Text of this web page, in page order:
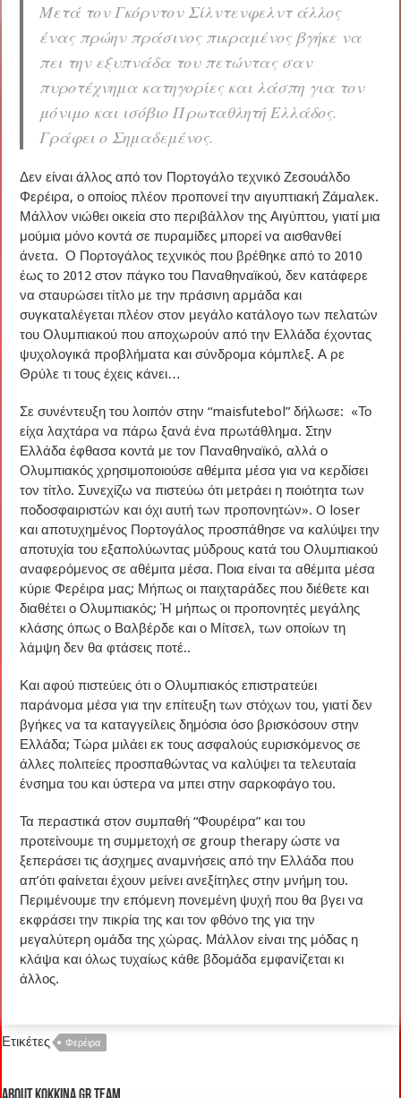
Μετά τον Γκόρντον Σίλντενφελντ άλλος
ένας πρώην πράσινος πικραμένος βγήκε να
πει την εξυπνάδα του πετώντας σαν
πυροτέχνημα κατηγορίες και λάσπη για τον
μόνιμο και ισόβιο Πρωταθλητή Ελλάδος.
Γράφει ο Σημαδεμένος.
Δεν είναι άλλος από τον Πορτογάλο τεχνικό Ζεσουάλδο
Φερέιρα, ο οποίος πλέον προπονεί την αιγυπτιακή Ζάμαλεκ.
Μάλλον νιώθει οικεία στο περιβάλλον της Αιγύπτου, γιατί μια
μούμια μόνο κοντά σε πυραμίδες μπορεί να αισθανθεί
άνετα. Ο Πορτογάλος τεχνικός που βρέθηκε από το 2010
έως το 2012 στον πάγκο του Παναθηναϊκού, δεν κατάφερε
να σταυρώσει τίτλο με την πράσινη αρμάδα και
συγκαταλέγεται πλέον στον μεγάλο κατάλογο των πελατών
του Ολυμπιακού που αποχωρούν από την Ελλάδα έχοντας
ψυχολογικά προβλήματα και σύνδρομα κόμπλεξ. Α ρε
Θρύλε τι τους έχεις κάνει…
Σε συνέντευξη του λοιπόν στην “maisfutebol” δήλωσε: «Το
είχα λαχτάρα να πάρω ξανά ένα πρωτάθλημα. Στην
Ελλάδα έφθασα κοντά με τον Παναθηναϊκό, αλλά ο
Ολυμπιακός χρησιμοποιούσε αθέμιτα μέσα για να κερδίσει
τον τίτλο. Συνεχίζω να πιστεύω ότι μετράει η ποιότητα των
ποδοσφαιριστών και όχι αυτή των προπονητών». O loser
και αποτυχημένος Πορτογάλος προσπάθησε να καλύψει την
αποτυχία του εξαπολύωντας μύδρους κατά του Ολυμπιακού
αναφερόμενος σε αθέμιτα μέσα. Ποια είναι τα αθέμιτα μέσα
κύριε Φερέιρα μας; Μήπως οι παιχταράδες που διέθετε και
διαθέτει ο Ολυμπιακός; Ή μήπως οι προπονητές μεγάλης
κλάσης όπως ο Βαλβέρδε και ο Μίτσελ, των οποίων τη
λάμψη δεν θα φτάσεις ποτέ..
Και αφού πιστεύεις ότι ο Ολυμπιακός επιστρατεύει
παράνομα μέσα για την επίτευξη των στόχων του, γιατί δεν
βγήκες να τα καταγγείλεις δημόσια όσο βρισκόσουν στην
Ελλάδα; Τώρα μιλάει εκ τους ασφαλούς ευρισκόμενος σε
άλλες πολιτείες προσπαθώντας να καλύψει τα τελευταία
ένσημα του και ύστερα να μπει στην σαρκοφάγο του.
Τα περαστικά στον συμπαθή “Φουρέιρα” και του
προτείνουμε τη συμμετοχή σε group therapy ώστε να
ξεπεράσει τις άσχημες αναμνήσεις από την Ελλάδα που
απ’ότι φαίνεται έχουν μείνει ανεξίτηλες στην μνήμη του.
Περιμένουμε την επόμενη πονεμένη ψυχή που θα βγει να
εκφράσει την πικρία της και τον φθόνο της για την
μεγαλύτερη ομάδα της χώρας. Μάλλον είναι της μόδας η
κλάψα και όλως τυχαίως κάθε βδομάδα εμφανίζεται κι
άλλος.
Ετικέτες Φερέιρα